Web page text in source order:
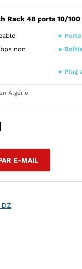
48 ports 10/100
Rack 48 ports
Rack 48 ports 10/100
▸ Ports
non
▸
▸ Plug
en Algérie
E-MAIL